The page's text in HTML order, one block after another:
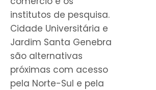
institutos de pesquisa.
Cidade Universitária e
Jardim Santa Genebra
são alternativas
próximas com acesso
pela Norte-Sul e pela